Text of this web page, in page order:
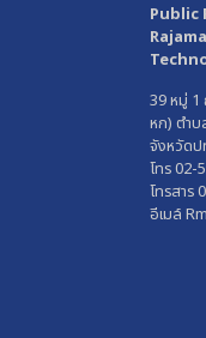
Public
39 หมู่
หก) ตำ
จังหวัด
โทร 02-
โทรสาร
อีเมล์